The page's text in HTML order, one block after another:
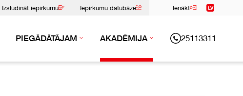
Izsludināt iepirkumu Iepirkumu datubāze Ienākt LV
PIEGĀDĀTĀJAM AKADĒMIJA 25113311